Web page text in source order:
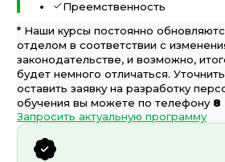
Преемственность
* Наши курсы постоянно
отделом в соответствии с
законодательстве, и возможно,
будет немного отличаться.
оставить заявку на разработку
обучения вы можете по телефону 8
Запросить актуальную программу